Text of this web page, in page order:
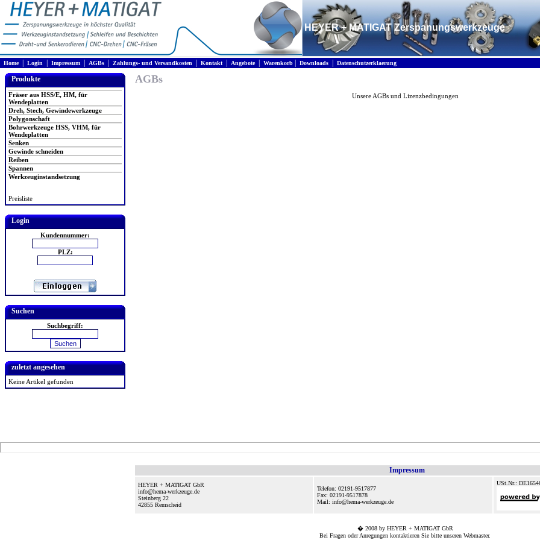
HEYER + MATIGAT Zerspanungswerkzeuge
Home| Login Impressum AGBs Zahlungs- und Versandkosten Kontakt| Angebote| Warenkorb Downloads Datenschutzerklaerung
Produkte
Fräser aus HSS/E, HM, für
Wendeplatten
Dreh, Stech, Gewindewerkzeuge
Polygonschaft
Bohrwerkzeuge HSS, VHM, für
Wendeplatten
Senken
Gewinde schneiden
Reiben
Spannen
Werkzeuginstandsetzung
Preisliste
Login
Kundennummer:
PLZ:
Suchen
Suchbegriff:
zuletzt angesehen
Keine Artikel gefunden
AGBs
Unsere AGBs und Lizenzbedingungen
Impressum
HEYER + MATIGAT GbR
info@hema-werkzeuge.de
Steinberg 22
42855 Remscheid
Telefon: 02191-9517877
Fax: 02191-9517878
Mail: info@hema-werkzeuge.de
USt.Nr.:
� 2008 by HEYER + MATIGAT GbR
Bei Fragen oder Anregungen kontaktieren Sie bitte unseren Webmaster.